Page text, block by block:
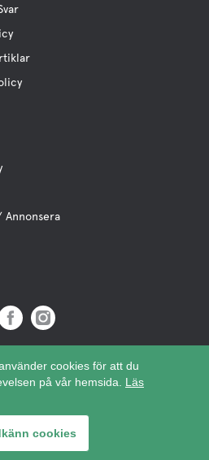
cookies för att du
på vår hemsida. Läs
cookies
Annonsera
9463